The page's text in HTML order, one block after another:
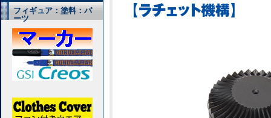
フィギュア：塗料：パ
ーツ